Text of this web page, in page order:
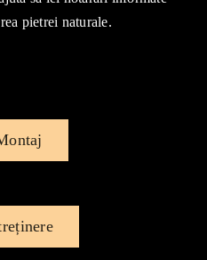
pietrei naturale.